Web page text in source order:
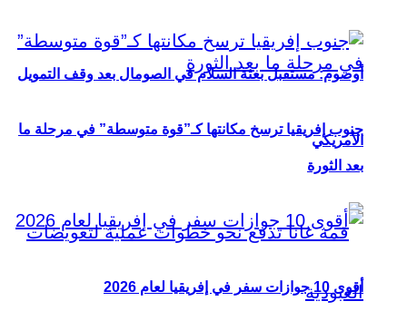
أوصوم: مستقبل بعثة السلام في الصومال بعد وقف التمويل
الأمريكي
جنوب إفريقيا ترسخ مكانتها كـ”قوة متوسطة” في مرحلة ما
بعد الثورة
أقوى 10 جوازات سفر في إفريقيا لعام 2026